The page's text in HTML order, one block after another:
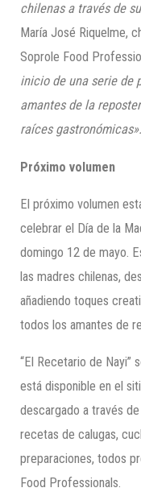
chilenas a través de
María José Riquelme,
Soprole Food
inicio de una serie de
amantes de la
raíces gastronómicas».
Próximo volumen
El próximo volumen
celebrar el Día de la
domingo 12 de mayo.
las madres chilenas,
añadiendo toques
todos los amantes de
“El Recetario de Nayi”
está disponible en el
descargado a través
recetas de calugas,
preparaciones, todos
Food Professionals.